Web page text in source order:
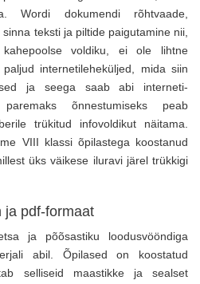
Wordi dokumendi rõhtvaade,
teksti ja piltide paigutamine nii,
voldiku, ei ole lihtne
internetileheküljed, mida siin
ja seega saab abi interneti-
õnnestumiseks peab
trükitud infovoldikut näitama.
VIII klassi õpilastega koostanud
üks väikese iluravi järel trükkigi
ja pdf-formaat
ja põõsastiku loodusvööndiga
abil. Õpilased on koostatud
selliseid maastikke ja sealset